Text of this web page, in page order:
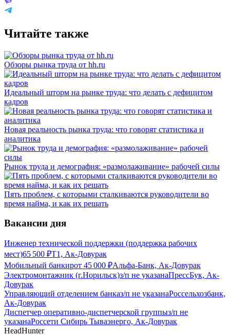
Читайте также
Обзоры рынка труда от hh.ru
Идеальный шторм на рынке труда: что делать с дефицитом
кадров
Новая реальность рынка труда: что говорят статистика и
аналитика
Рынок труда и демография: «размолаживание» рабочей силы
Пять проблем, с которыми сталкиваются руководители во
время найма, и как их решать
Вакансии дня
Инженер технической поддержки (поддержка рабочих
мест)65 500 ₽Т1, Ак-Довурак
Мобильный банкирот 45 000 ₽Альфа-Банк, Ак-Довурак
Электромонтажник (г.Норильск)з/п не указанаПрессБук, Ак-
Довурак
Управляющий отделением банказ/п не указанаРоссельхозбанк,
Ак-Довурак
Диспетчер оперативно-диспетчерской группыз/п не
указанаРоссети Сибирь Тываэнерго, Ак-Довурак
HeadHunter